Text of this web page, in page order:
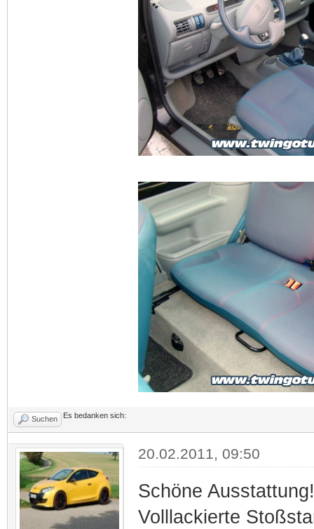
Suchen Es bedanken sich:
20.02.2011, 09:50
Schöne Ausstattung!
Volllackierte